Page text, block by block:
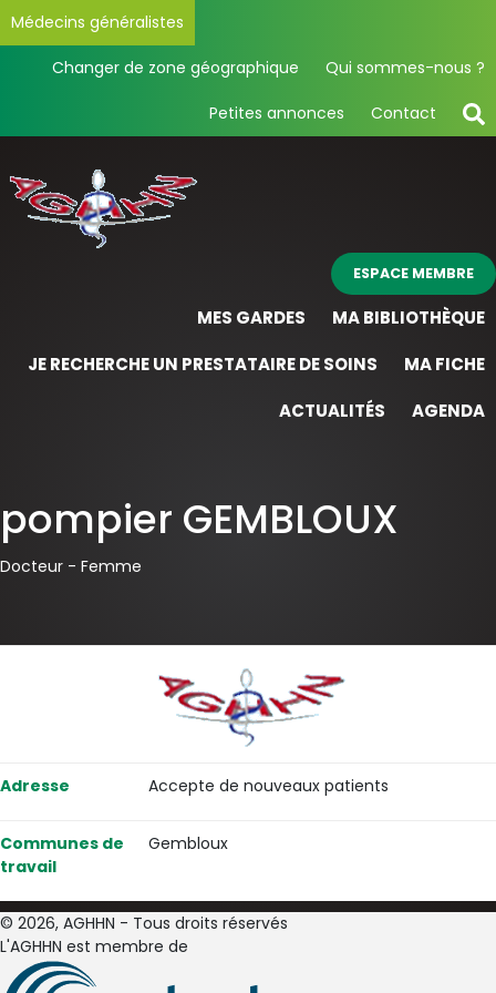
Médecins généralistes
Changer de zone géographique Qui sommes-nous ?
Petites annonces Contact
ESPACE MEMBRE
MES GARDES
MA BIBLIOTHÈQUE
JE RECHERCHE UN PRESTATAIRE DE SOINS
MA FICHE
ACTUALITÉS
AGENDA
pompier GEMBLOUX
Docteur - Femme
Adresse Accepte de nouveaux patients
Communes de
travail
Gembloux
© 2026, AGHHN - Tous droits réservés
L'AGHHN est membre de